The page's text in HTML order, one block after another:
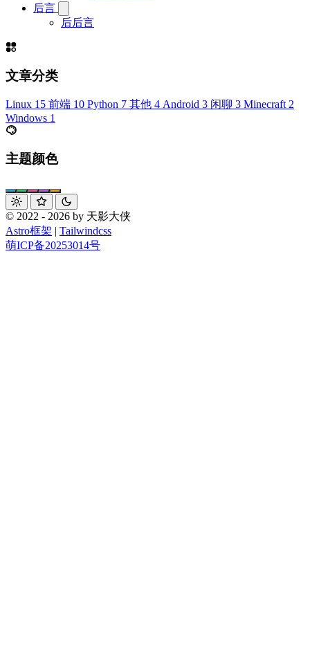
后言
后后言
文章分类
Linux 15 前端 10 Python 7 其他 4 Android 3 闲聊 3 Minecraft 2
Windows 1
主题颜色
© 2022 - 2026 by 天影大侠
Astro框架 | Tailwindcss
萌ICP备20253014号